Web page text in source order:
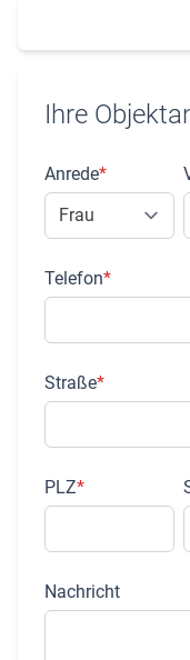
Ihre
Anrede*
Telefon*
Straße*
PLZ*
Nachricht